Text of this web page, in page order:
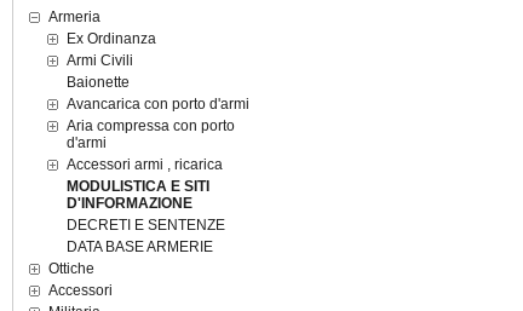
Armeria
Ex Ordinanza
Armi Civili
Baionette
Avancarica con porto d'armi
Aria compressa con porto
d'armi
Accessori armi , ricarica
MODULISTICA E SITI
D'INFORMAZIONE
DECRETI E SENTENZE
DATA BASE ARMERIE
Ottiche
Accessori